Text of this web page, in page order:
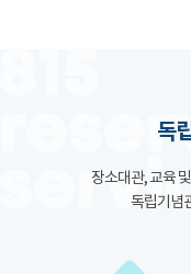
독
장소대관, 교육
독립기념